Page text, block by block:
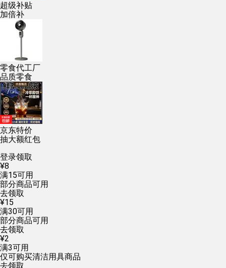
超级补贴
加倍补
零食代工厂
品质零食
京东特价
抽大额红包
登录领取
¥8
满15可用
部分商品可用
去领取
¥15
满30可用
部分商品可用
去领取
¥2
满3可用
仅可购买清洁用具商品
去领取